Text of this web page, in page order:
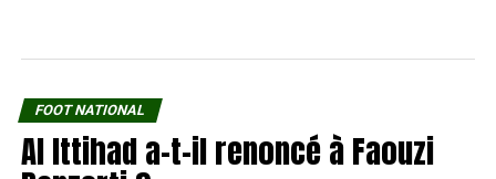
FOOT NATIONAL
Al Ittihad a-t-il renoncé à Faouzi